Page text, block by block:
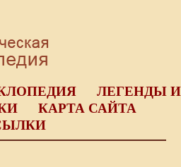
ЛЕГЕНДЫ И
КАРТА САЙТА